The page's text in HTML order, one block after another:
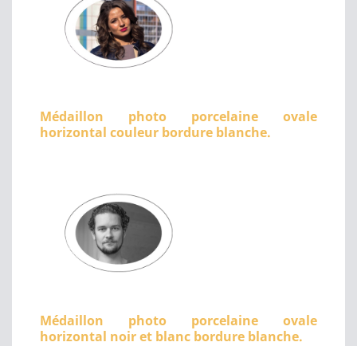
Médaillon photo porcelaine ovale
horizontal couleur bordure blanche.
Médaillon photo porcelaine ovale
horizontal noir et blanc bordure blanche.